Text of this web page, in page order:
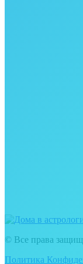
© Все права
Политика